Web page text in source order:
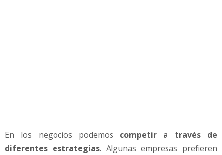
C
a
En los negocios podemos competir a través de
diferentes estrategias. Algunas empresas prefieren